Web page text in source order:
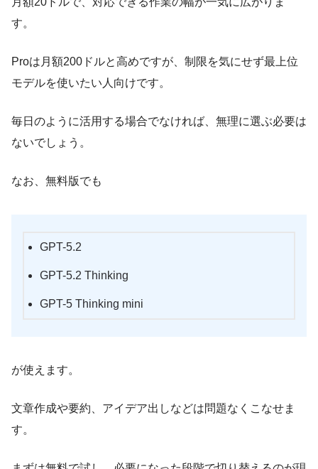
す。
Proは月額200ドルと高めですが、制限を気にせず最上位
モデルを使いたい人向けです。
毎日のように活用する場合でなければ、無理に選ぶ必要は
ないでしょう。
なお、無料版でも
GPT-5.2
GPT-5.2 Thinking
GPT-5 Thinking mini
が使えます。
文章作成や要約、アイデア出しなどは問題なくこなせま
す。